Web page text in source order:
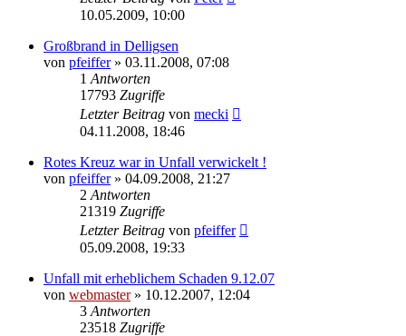
10.05.2009, 10:00
Großbrand in Delligsen
von pfeiffer» 03.11.2008, 07:08
1 Antworten
17793 Zugriffe
Letzter Beitrag von mecki
04.11.2008, 18:46
Rotes Kreuz war in Unfall verwickelt !
von pfeiffer» 04.09.2008, 21:27
2 Antworten
21319 Zugriffe
Letzter Beitrag von pfeiffer
05.09.2008, 19:33
Unfall mit erheblichem Schaden 9.12.07
von webmaster» 10.12.2007, 12:04
3 Antworten
23518 Zugriffe